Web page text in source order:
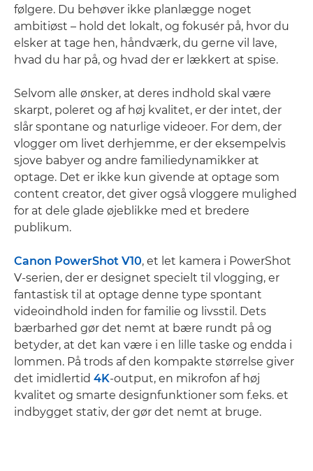
følgere. Du behøver ikke planlægge noget
ambitiøst – hold det lokalt, og fokusér på, hvor du
elsker at tage hen, håndværk, du gerne vil lave,
hvad du har på, og hvad der er lækkert at spise.
Selvom alle ønsker, at deres indhold skal være
skarpt, poleret og af høj kvalitet, er der intet, der
slår spontane og naturlige videoer. For dem, der
vlogger om livet derhjemme, er der eksempelvis
sjove babyer og andre familiedynamikker at
optage. Det er ikke kun givende at optage som
content creator, det giver også vloggere mulighed
for at dele glade øjeblikke med et bredere
publikum.
Canon PowerShot V10, et let kamera i PowerShot
V-serien, der er designet specielt til vlogging, er
fantastisk til at optage denne type spontant
videoindhold inden for familie og livsstil. Dets
bærbarhed gør det nemt at bære rundt på og
betyder, at det kan være i en lille taske og endda i
lommen. På trods af den kompakte størrelse giver
det imidlertid 4K-output, en mikrofon af høj
kvalitet og smarte designfunktioner som f.eks. et
indbygget stativ, der gør det nemt at bruge.